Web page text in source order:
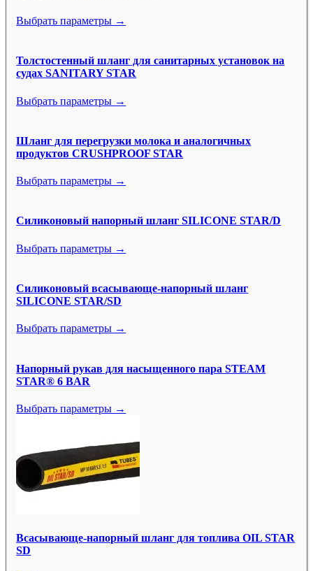
Выбрать параметры →
Толстостенный шланг для санитарных установок на
судах SANITARY STAR
Выбрать параметры →
Шланг для перегрузки молока и аналогичных
продуктов CRUSHPROOF STAR
Выбрать параметры →
Силиконовый напорный шланг SILICONE STAR/D
Выбрать параметры →
Силиконовый всасывающе-напорный шланг
SILICONE STAR/SD
Выбрать параметры →
Напорный рукав для насыщенного пара STEAM
STAR® 6 BAR
Выбрать параметры →
Всасывающе-напорный шланг для топлива OIL STAR
SD